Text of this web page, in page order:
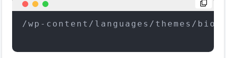
/wp-content/languages/themes/